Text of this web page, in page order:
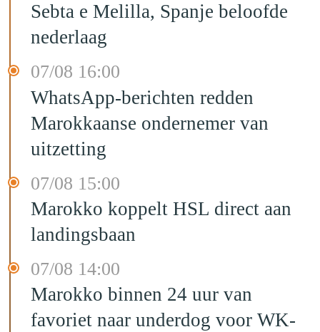
Sebta e Melilla, Spanje beloofde
nederlaag
07/08 16:00
WhatsApp-berichten redden
Marokkaanse ondernemer van
uitzetting
07/08 15:00
Marokko koppelt HSL direct aan
landingsbaan
07/08 14:00
Marokko binnen 24 uur van
favoriet naar underdog voor WK-